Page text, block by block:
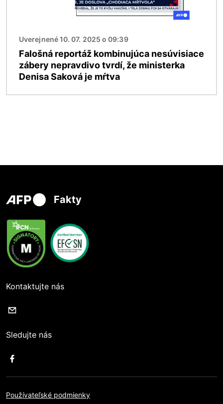
Uverejnené 10. 07. 2025 o 09:39
Falošná reportáž kombinujúca nesúvisiace
zábery nepravdivo tvrdí, že ministerka
Denisa Saková je mŕtva
Fakty
Kontaktujte nás
Sledujte nás
Používateľské podmienky